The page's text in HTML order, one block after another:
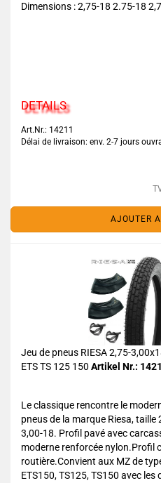
Dimensions : 2,75-18 2.75-18
DETAILS
Art.Nr.: 14211
Délai de livraison: env. 2-7 jours
AJOUTER
Jeu de pneus RIESA 2,75-
ETS TS 125 150 Artikel Nr.:
Le classique rencontre le
pneus de la marque Riesa, taille
3,00-18. Profil pavé avec
moderne renforcée nylon.Profil
routière.Convient aux MZ de
ETS150, TS125, TS150 avec